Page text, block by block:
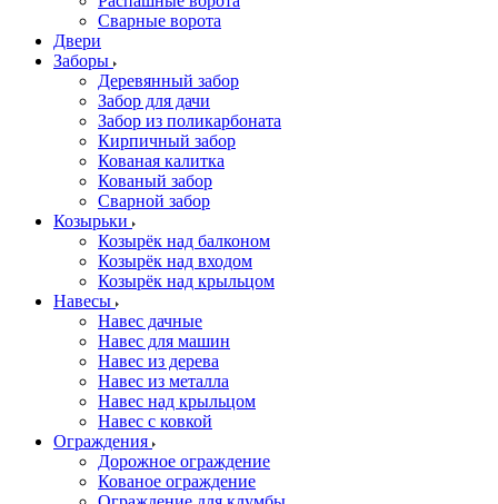
Сварные ворота
Двери
Заборы
Деревянный забор
Забор для дачи
Забор из поликарбоната
Кирпичный забор
Кованая калитка
Кованый забор
Сварной забор
Козырьки
Козырёк над балконом
Козырёк над входом
Козырёк над крыльцом
Навесы
Навес дачные
Навес для машин
Навес из дерева
Навес из металла
Навес над крыльцом
Навес с ковкой
Ограждения
Дорожное ограждение
Кованое ограждение